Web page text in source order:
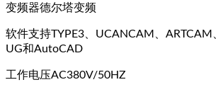
变频器德尔塔变频
软件支持TYPE3、UCANCAM、ARTCAM
UG和AutoCAD
工作电压AC380V/50HZ